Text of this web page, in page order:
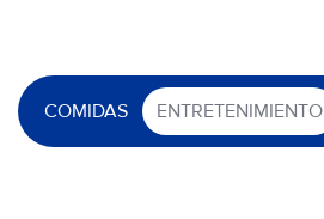
COMIDAS ENTRETENIMIENTO